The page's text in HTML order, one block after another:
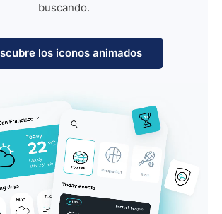
buscando.
los iconos animados